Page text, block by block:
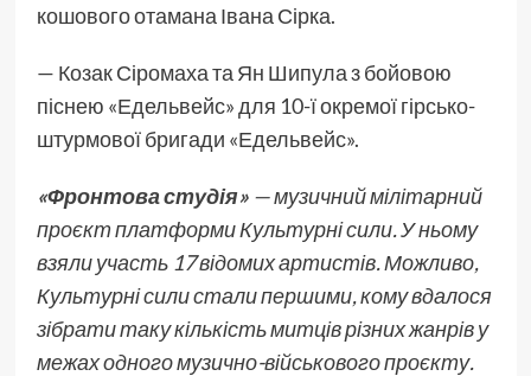
кошового отамана Івана Сірка.
— Козак Сіромаха та Ян Шипула з бойовою
піснею «Едельвейс» для 10-ї окремої гірсько-
штурмової бригади «Едельвейс».
«Фронтова студія»— музичний мілітарний
проєкт платформи Культурні сили. У ньому
взяли участь 17 відомих артистів. Можливо,
Культурні сили стали першими, кому вдалося
зібрати таку кількість митців різних жанрів у
межах одного музично-військового проєкту.